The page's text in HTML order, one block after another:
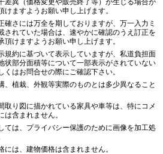
ますようお願い申し上げます。
確さには万全を期しておりますが、万一入力ミ
されていた場合は、速やかに確認のうえ訂正を
けますようお願い申し上げます。
規約に基づいて表示していますが、私道負担面
状部分面積等について一部表示がされていない
はお問合せの際にご確認下さい。
、植栽、外観等実際のものとは多少異なること
取り図に描かれている家具や車等は、特にコメ
含まれません。
ては、プライバシー保護のために画像を加工処
は、建物価格は含まれません。